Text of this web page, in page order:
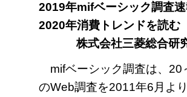
2019年mifベーシック調査
2020年消費トレンドを読む
株式会社三菱総合研
mifベーシック調査は、20
のWeb調査を2011年6月よ